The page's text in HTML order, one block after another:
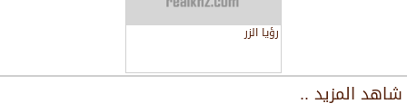
رؤيا الزر
شاهد المزيد ..